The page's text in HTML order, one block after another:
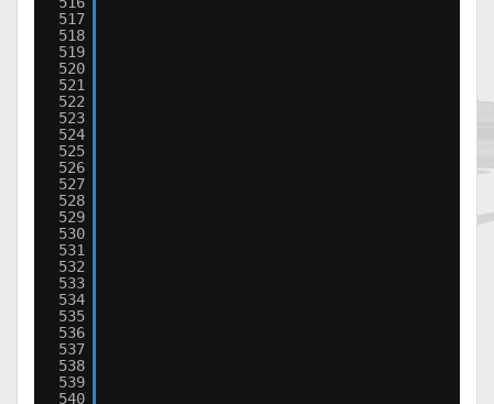
517
518
519
520
521
522
523
524
525
526
527
528
529
530
531
532
533
534
535
536
537
538
539
540